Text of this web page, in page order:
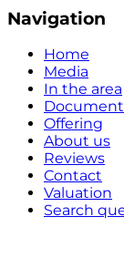
Navigation
Home
Media
In the area
Offering
About us
Reviews
Contact
Valuation
Search